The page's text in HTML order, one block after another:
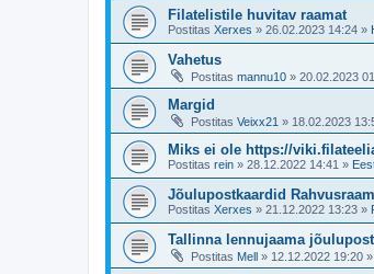
Filatelistile huvitav raamat
Postitas Xerxes » 26.02.2023 14:24 »
Vahetus
Postitas mannu10 » 20.02.2023
Margid
Postitas Veixx21 » 18.02.2023
Miks ei ole https://
Postitas rein » 28.12.2022 14:41 »
Jõulupostkaardid
Postitas Xerxes » 21.12.2022 13:23 »
Tallinna lennujaama
Postitas Mell » 12.12.2022 19:20 »